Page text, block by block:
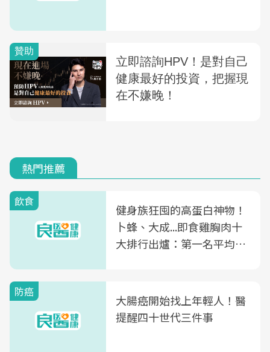
熱門推薦
飲食
健身族狂囤的高蛋白神物！
卜蜂、大成...即食雞胸肉十
大排行出爐：第一名平均一
防癌
大腸癌開始找上年輕人！醫
提醒四十世代三件事